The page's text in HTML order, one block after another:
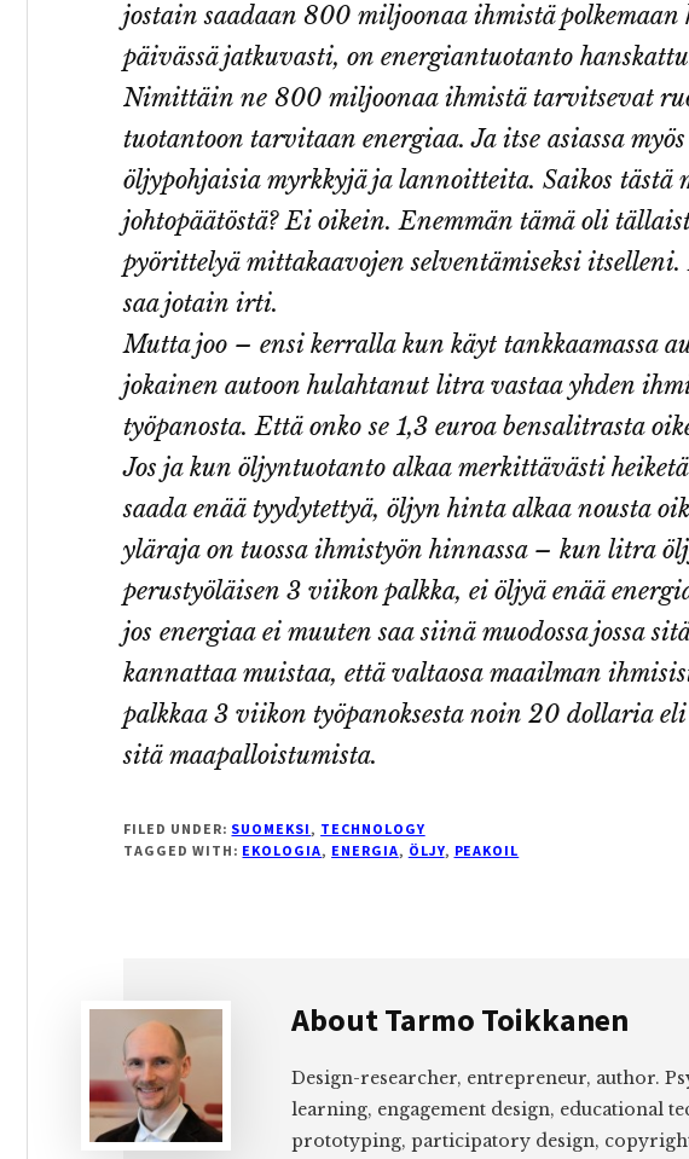
jostain saadaan 800 miljoonaa ihmistä
päivässä jatkuvasti, on energiantuotanto
Nimittäin ne 800 miljoonaa ihmistä tarvitsevat
tuotantoon tarvitaan energiaa. Ja itse asiassa
öljypohjaisia myrkkyjä ja lannoitteita. Saikos tästä
johtopäätöstä? Ei oikein. Enemmän tämä oli
pyörittelyä mittakaavojen selventämiseksi
saa jotain irti.
Mutta joo – ensi kerralla kun käyt tankkaamassa
jokainen autoon hulahtanut litra vastaa yhden
työpanosta. Että onko se 1,3 euroa bensalitrasta
Jos ja kun öljyntuotanto alkaa merkittävästi
saada enää tyydytettyä, öljyn hinta alkaa nousta
yläraja on tuossa ihmistyön hinnassa – kun litra
perustyöläisen 3 viikon palkka, ei öljyä enää
jos energiaa ei muuten saa siinä muodossa jossa
kannattaa muistaa, että valtaosa maailman
palkkaa 3 viikon työpanoksesta noin 20 dollaria
sitä maapalloistumista.
FILED UNDER: SUOMEKSI, TECHNOLOGY
TAGGED WITH: EKOLOGIA, ENERGIA, ÖLJY, PEAKOIL
AboutTarmo Toikkanen
Design-researcher, entrepreneur, author.
learning, engagement design, educational
prototyping, participatory design,